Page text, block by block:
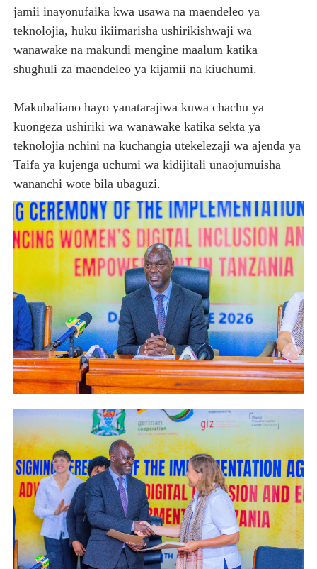
jamii inayonufaika kwa usawa na maendeleo ya
teknolojia, huku ikiimarisha ushirikishwaji wa
wanawake na makundi mengine maalum katika
shughuli za maendeleo ya kijamii na kiuchumi.
Makubaliano hayo yanatarajiwa kuwa chachu ya
kuongeza ushiriki wa wanawake katika sekta ya
teknolojia nchini na kuchangia utekelezaji wa ajenda ya
Taifa ya kujenga uchumi wa kidijitali unaojumuisha
wananchi wote bila ubaguzi.